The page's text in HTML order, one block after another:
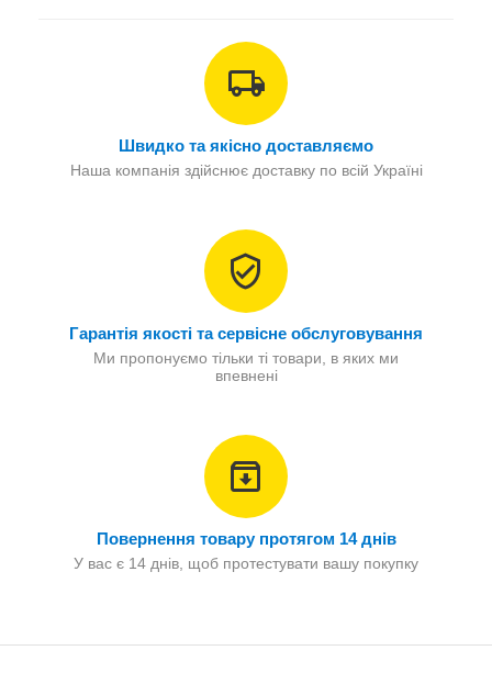
Швидко та якісно доставляємо
Наша компанія здійснює доставку по всій Україні
Гарантія якості та сервісне обслуговування
Ми пропонуємо тільки ті товари, в яких ми
впевнені
Повернення товару протягом 14 днів
У вас є 14 днів, щоб протестувати вашу покупку